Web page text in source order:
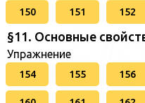
150 151 152
§11. Основные
Упражнение
154 155 156